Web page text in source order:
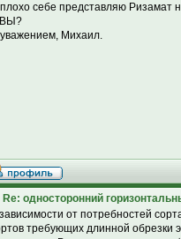
себе представляю Ризамат
Михаил.
Re: односторонний
от потребностей
требующих длинной обрезки